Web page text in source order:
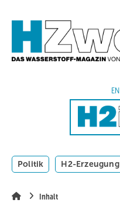
zum
navigation
search
EN
Politik H2-Erzeugung
Inhalt